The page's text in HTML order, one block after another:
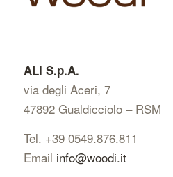
ALI S.p.A.
via degli Aceri, 7
47892 Gualdicciolo – RSM
Tel. +39 0549.876.811
Email info@woodi.it